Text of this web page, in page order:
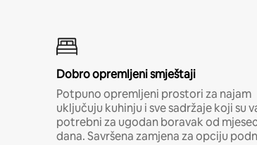
Dobro opremljeni smještaji
Potpuno opremljeni prostori za najam
uključuju kuhinju i sve sadržaje koji su
potrebni za ugodan boravak od
dana. Savršena zamjena za opciju